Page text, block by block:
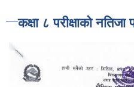
कक्षा ८ परीक्षाको